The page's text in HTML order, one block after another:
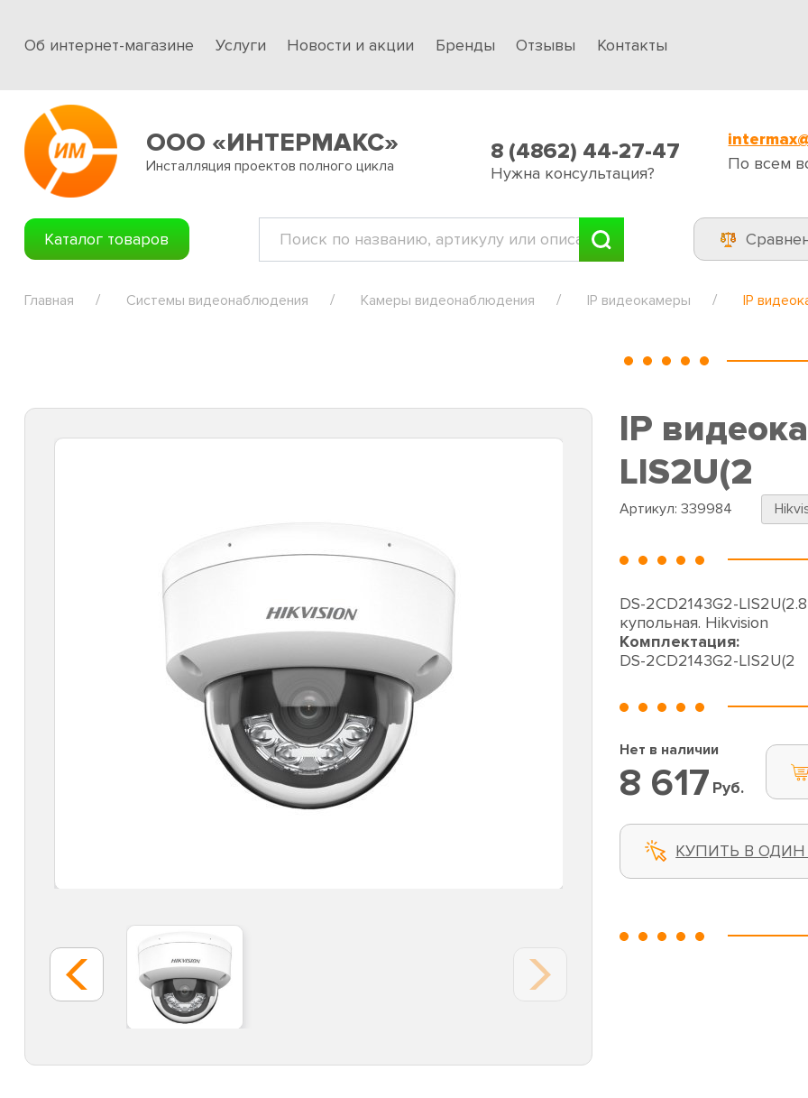
Об интернет-магазине Услуги Новости и акции Бренды Отзывы Контакты
ООО «ИНТЕРМАКС»
Инсталляция проектов полного цикла
8 (4862) 44-27-47
Нужна консультация?
По всем
Каталог товаров
Главная Системы видеонаблюдения Камеры видеонаблюдения IP видеокамеры IP
IP
LIS2U(2
Артикул: 339984
DS-2CD2143G2-
купольная. Hikvision
Комплектация:
DS-2CD2143G2-LIS2U(2
Нет в наличии
8 617 Руб.
КУПИТЬ В